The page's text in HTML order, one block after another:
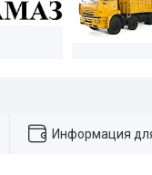
Информация